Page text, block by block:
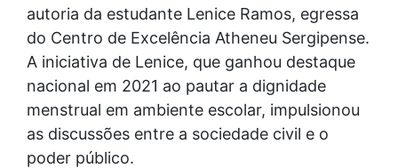
autoria da estudante Lenice Ramos, egressa
do Centro de Excelência Atheneu Sergipense.
A iniciativa de Lenice, que ganhou destaque
nacional em 2021 ao pautar a dignidade
menstrual em ambiente escolar, impulsionou
as discussões entre a sociedade civil e o
poder público.